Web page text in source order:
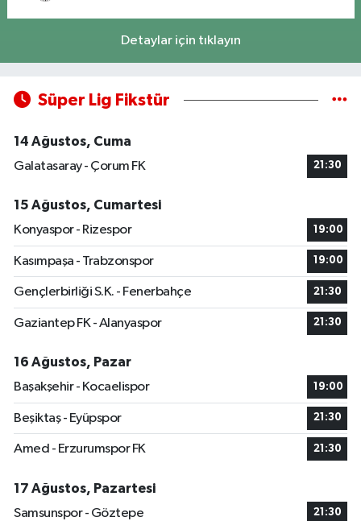
Detaylar için tıklayın
Süper Lig Fikstür
14 Ağustos, Cuma
Galatasaray - Çorum FK
21:30
15 Ağustos, Cumartesi
Konyaspor - Rizespor
19:00
Kasımpaşa - Trabzonspor 19:00
Gençlerbirliği S.K. - Fenerbahçe 21:30
Gaziantep FK - Alanyaspor 21:30
16 Ağustos, Pazar
Başakşehir - Kocaelispor
19:00
Beşiktaş - Eyüpspor 21:30
Amed - Erzurumspor FK 21:30
17 Ağustos, Pazartesi
Samsunspor - Göztepe
21:30